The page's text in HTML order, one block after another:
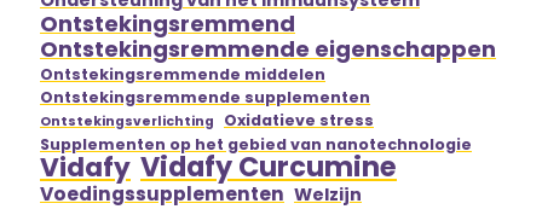
Ontstekingsremmend
Ontstekingsremmende eigenschappen
Ontstekingsremmende middelen
Ontstekingsremmende supplementen
Ontstekingsverlichting
Oxidatieve stress
Supplementen op het gebied van nanotechnologie
Vidafy Vidafy Curcumine
Voedingssupplementen Welzijn